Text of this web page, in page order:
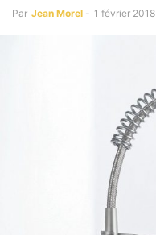
Par Jean Morel - 1 février 2018